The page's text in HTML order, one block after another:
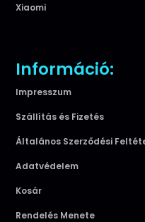
Xiaomi
Információ:
Impresszum
Szállítás és Fizetés
Általános Szerződési
Adatvédelem
Kosár
Rendelés Menete